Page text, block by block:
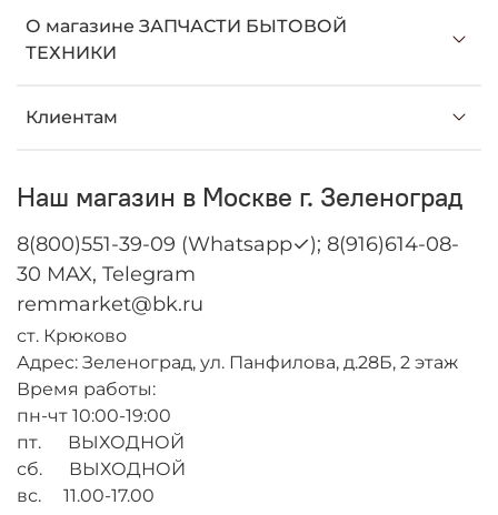
О магазине ЗАПЧАСТИ БЫТОВОЙ
ТЕХНИКИ
Клиентам
Наш магазин в Москве г. Зеленоград
8(800)551-39-09 (Whatsapp✓); 8(916)614-08-
30 MAX, Telegram
remmarket@bk.ru
ст. Крюково
Адрес: Зеленоград, ул. Панфилова, д.28Б, 2 этаж
Время работы:
пн-чт 10:00-19:00
пт. ВЫХОДНОЙ
сб. ВЫХОДНОЙ
вс. 11.00-17.00